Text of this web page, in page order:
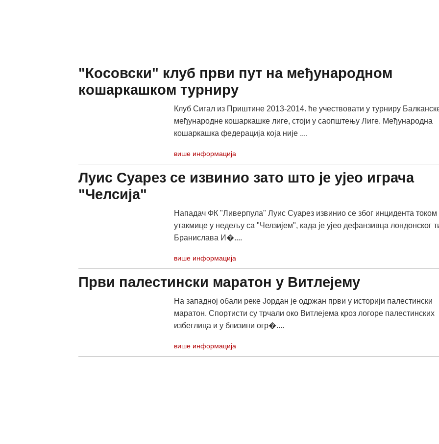
"Косовски" клуб први пут на међународном
кошаркашком турниру
Клуб Сигал из Приштине 2013-2014. ће учествовати у турниру
међународне кошаркашке лиге, стоји у саопштењу Лиге. Међународна
кошаркашка федерација која није ....
више информација
Луис Суарез се извинио зато што је ујео играча
"Челсија"
Нападач ФК "Ливерпула" Луис Суарез извинио се због инцидента током
утакмице у недељу са "Челзијем", када је ујео дефанзивца лондонског
Бранислава И�....
више информација
Први палестински маратон у Витлејему
На западној обали реке Јордан је одржан први у историји палестински
маратон. Спортисти су трчали око Витлејема кроз логоре палестинских
избеглица и у близини огр�....
више информација